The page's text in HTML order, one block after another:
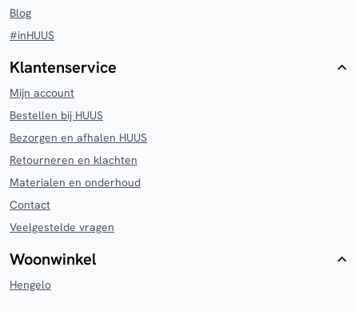
Blog
#inHUUS
Klantenservice
Mijn account
Bestellen bij HUUS
Bezorgen en afhalen HUUS
Retourneren en klachten
Materialen en onderhoud
Contact
Veelgestelde vragen
Woonwinkel
Hengelo